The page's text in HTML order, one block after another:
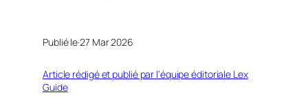
Publié le·27 Mar 2026
Article rédigé et publié par l’équipe éditoriale Lex
Guide